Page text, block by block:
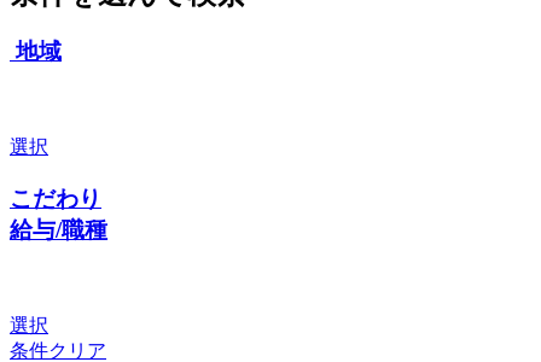
地域
選択
こだわり
給与/職種
選択
条件クリア